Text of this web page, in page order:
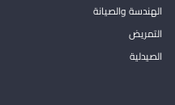
الهندسة والصيانة
التمريض
الصيدلية